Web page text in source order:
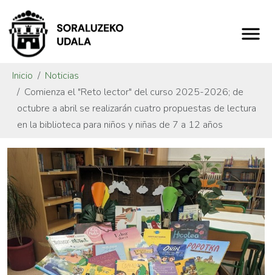
Inicio
Noticias
Comienza el "Reto lector" del curso 2025-2026; de
octubre a abril se realizarán cuatro propuestas de lectura
en la biblioteca para niños y niñas de 7 a 12 años